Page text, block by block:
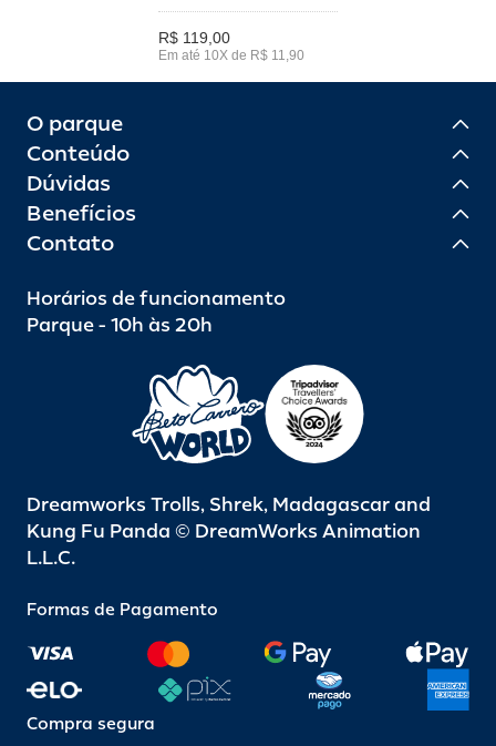
R$ 119,00
Em até 10X de R$ 11,90
O parque
Conteúdo
Dúvidas
Benefícios
Contato
Horários de funcionamento
Parque - 10h às 20h
Dreamworks Trolls, Shrek, Madagascar and
Kung Fu Panda © DreamWorks Animation
L.L.C.
Formas de Pagamento
Compra segura